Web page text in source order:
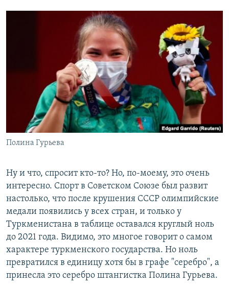
Полина Гурьева
Ну и что, спросит кто-то? Но, по-моему, это очень
интересно. Спорт в Советском Союзе был развит
настолько, что после крушения СССР олимпийские
медали появились у всех стран, и только у
Туркменистана в таблице оставался круглый ноль
до 2021 года. Видимо, это многое говорит о самом
характере туркменского государства. Но ноль
превратился в единицу хотя бы в графе "серебро", а
принесла это серебро штангистка Полина Гурьева.